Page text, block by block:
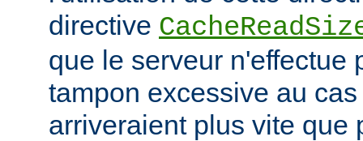
directive
que le serveur n'effectue
tampon excessive au
arriveraient plus vite que